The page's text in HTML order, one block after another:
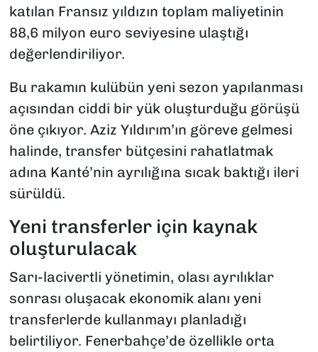
katılan Fransız yıldızın toplam maliyetinin
88,6 milyon euro seviyesine ulaştığı
değerlendiriliyor.
Bu rakamın kulübün yeni sezon yapılanması
açısından ciddi bir yük oluşturduğu görüşü
öne çıkıyor. Aziz Yıldırım’ın göreve gelmesi
halinde, transfer bütçesini rahatlatmak
adına Kanté’nin ayrılığına sıcak baktığı ileri
sürüldü.
Yeni transferler için kaynak
oluşturulacak
Sarı-lacivertli yönetimin, olası ayrılıklar
sonrası oluşacak ekonomik alanı yeni
transferlerde kullanmayı planladığı
belirtiliyor. Fenerbahçe’de özellikle orta